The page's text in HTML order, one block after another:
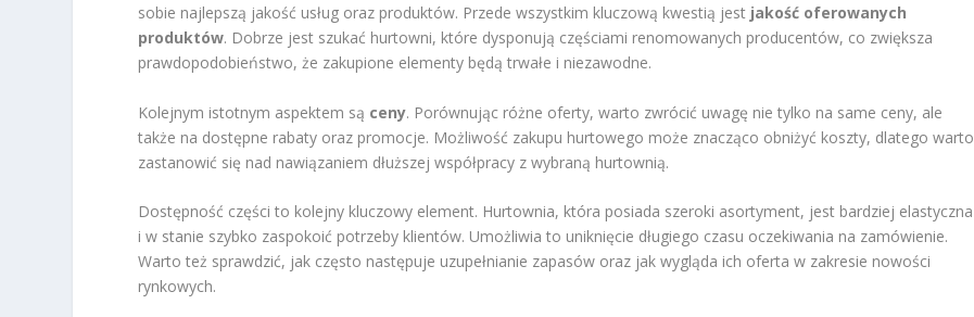
sobie najlepszą jakość usług oraz produktów. Przede wszystkim kluczową kwestią jest jakość oferowanych
produktów. Dobrze jest szukać hurtowni, które dysponują częściami renomowanych producentów, co zwiększa
prawdopodobieństwo, że zakupione elementy będą trwałe i niezawodne.
Kolejnym istotnym aspektem są ceny. Porównując różne oferty, warto zwrócić uwagę nie tylko na same ceny, ale
także na dostępne rabaty oraz promocje. Możliwość zakupu hurtowego może znacząco obniżyć koszty, dlatego warto
zastanowić się nad nawiązaniem dłuższej współpracy z wybraną hurtownią.
Dostępność części to kolejny kluczowy element. Hurtownia, która posiada szeroki asortyment, jest bardziej elastyczna
i w stanie szybko zaspokoić potrzeby klientów. Umożliwia to uniknięcie długiego czasu oczekiwania na zamówienie.
Warto też sprawdzić, jak często następuje uzupełnianie zapasów oraz jak wygląda ich oferta w zakresie nowości
rynkowych.